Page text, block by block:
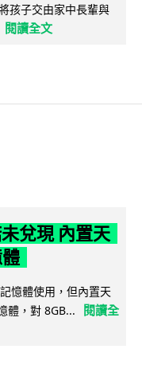
孩子交由家中長輩與
閱讀全文
兌現 內置天
憶體使用，但內置天
體，對 8GB...
閱讀全